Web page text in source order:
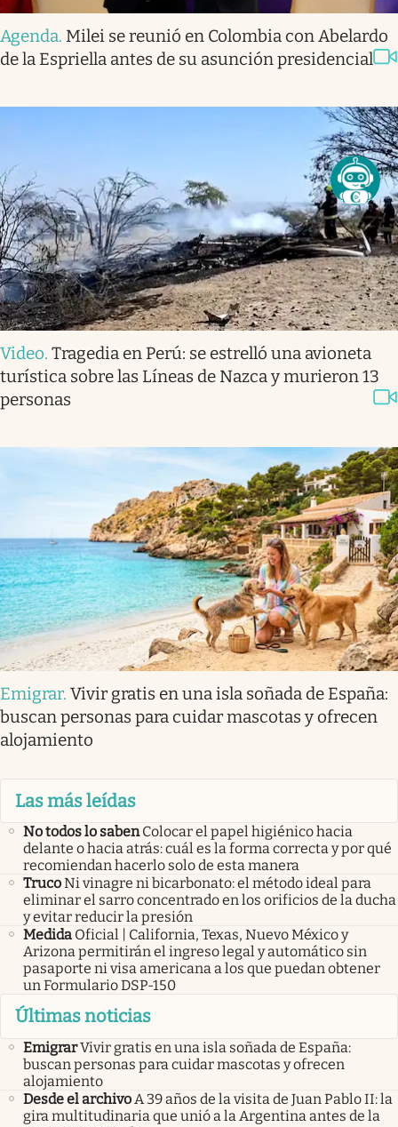
Agenda. Milei se reunió en Colombia con Abelardo
de la Espriella antes de su asunción presidencial
Video. Tragedia en Perú: se estrelló una avioneta
turística sobre las Líneas de Nazca y murieron 13
personas
Emigrar. Vivir gratis en una isla soñada de España:
buscan personas para cuidar mascotas y ofrecen
alojamiento
Las más leídas
No todos lo saben Colocar el papel higiénico hacia
delante o hacia atrás: cuál es la forma correcta y por qué
recomiendan hacerlo solo de esta manera
TrucoNi vinagre ni bicarbonato: el método ideal para
eliminar el sarro concentrado en los orificios de la ducha
y evitar reducir la presión
Medida Oficial | California, Texas, Nuevo México y
Arizona permitirán el ingreso legal y automático sin
pasaporte ni visa americana a los que puedan obtener
un Formulario DSP-150
Últimas noticias
EmigrarVivir gratis en una isla soñada de España:
buscan personas para cuidar mascotas y ofrecen
alojamiento
Desde el archivo A 39 años de la visita de Juan Pablo II: la
gira multitudinaria que unió a la Argentina antes de la